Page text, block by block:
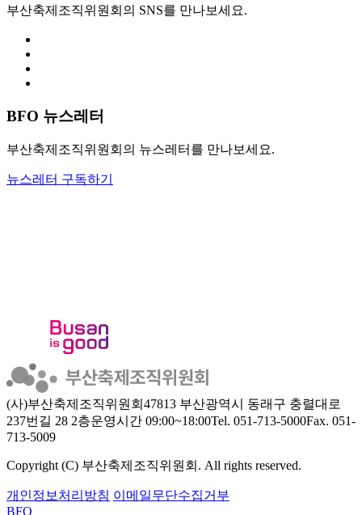
부산축제조직위원회의 SNS를 만나보세요.
BFO 뉴스레터
부산축제조직위원회의 뉴스레터를 만나보세요.
뉴스레터 구독하기
(사)부산축제조직위원회 47813 부산광역시 동래구 충렬대로
237번길 28 2층운영시간 09:00~18:00Tel. 051-713-5000Fax. 051-
713-5009
Copyright (C) 부산축제조직위원회. All rights reserved.
개인정보처리방침 이메일무단수집거부
BFO